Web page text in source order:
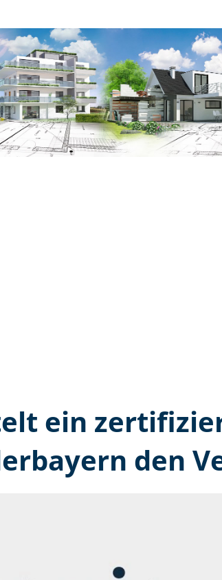
ein
den